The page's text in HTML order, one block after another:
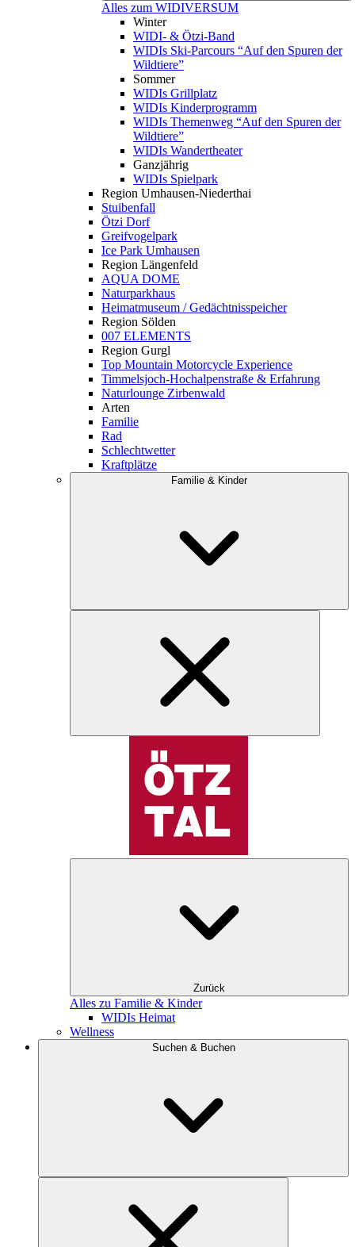
Alles zum WIDIVERSUM
Winter
WIDI- & Ötzi-Band
WIDIs Ski-Parcours “Auf den Spuren der
Wildtiere”
Sommer
WIDIs Grillplatz
WIDIs Kinderprogramm
WIDIs Themenweg “Auf den Spuren der
Wildtiere”
WIDIs Wandertheater
Ganzjährig
WIDIs Spielpark
Region Umhausen-Niederthai
Stuibenfall
Ötzi Dorf
Greifvogelpark
Ice Park Umhausen
Region Längenfeld
AQUA DOME
Naturparkhaus
Heimatmuseum / Gedächtnisspeicher
Region Sölden
007 ELEMENTS
Region Gurgl
Top Mountain Motorcycle Experience
Timmelsjoch-Hochalpenstraße & Erfahrung
Naturlounge Zirbenwald
Arten
Familie
Rad
Schlechtwetter
Kraftplätze
Familie & Kinder
Zurück
Alles zu Familie & Kinder
WIDIs Heimat
Wellness
Suchen & Buchen